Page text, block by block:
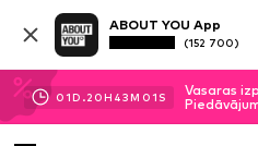
ABOUT YOU App
(152 700)
01D.20H 43M 00S
Vasaras